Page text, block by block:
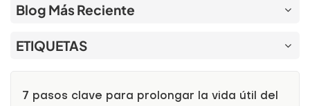
Blog Más Reciente
ETIQUETAS
7 pasos clave para prolongar la vida útil del